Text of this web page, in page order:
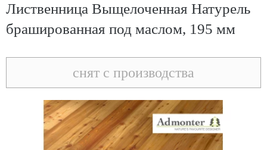
Лиственница Выщелоченная Натурель
брашированная под маслом, 195 мм
снят с производства